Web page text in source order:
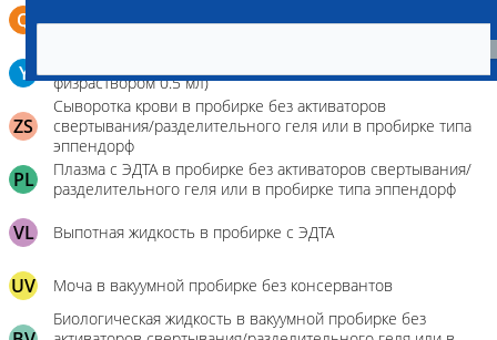
Q
10 мл)
Y
физраствором 0.5 мл)
ZS
Сыворотка крови в пробирке без активаторов
свертывания/разделительного геля или в пробирке типа
эппендорф
PL
Плазма с ЭДТА в пробирке без активаторов свертывания/
разделительного геля или в пробирке типа эппендорф
VL Выпотная жидкость в пробирке с ЭДТА
UV Моча в вакуумной пробирке без консервантов
Биологическая жидкость в вакуумной пробирке без